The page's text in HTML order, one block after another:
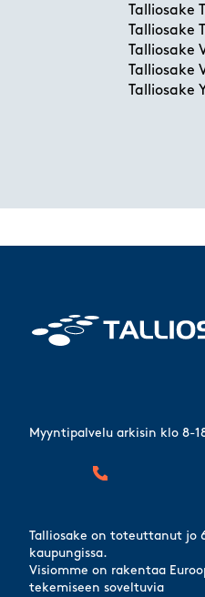
Talliosake
Talliosake
Talliosake
Talliosake
Talliosake
Myyntipalvelu arkisin klo 8-
Talliosake on toteuttanut jo
kaupungissa.
Visiomme on rakentaa
tekemiseen soveltuvia